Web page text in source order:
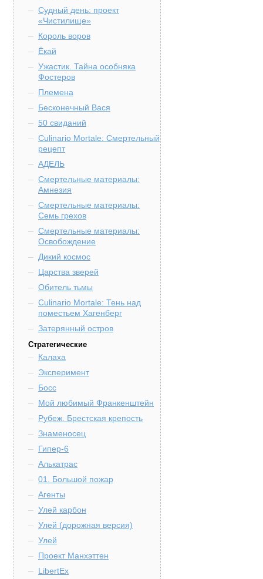
Судный день: проект
«Чистилище»
Король воров
Ёкай
Ужастик. Тайна особняка
Фостеров
Племена
Бесконечный Вася
50 свиданий
Culinario Mortale: Смертельный
рецепт
АДЕЛЬ
Смертельные материалы:
Амнезия
Смертельные материалы:
Семь грехов
Смертельные материалы:
Освобождение
Дикий космос
Царства зверей
Обитель тьмы
Culinario Mortale: Тень над
поместьем Хагенберг
Затерянный остров
Стратегические
Калаха
Эксперимент
Босс
Мой любимый Франкенштейн
Рубеж. Брестская крепость
Знаменосец
Гипер-6
Алькатрас
01. Большой пожар
Агенты
Улей карбон
Улей (дорожная версия)
Улей
Проект Манхэттен
LibertEx